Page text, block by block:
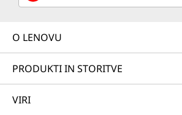
O LENOVU
PRODUKTI IN STORITVE
VIRI